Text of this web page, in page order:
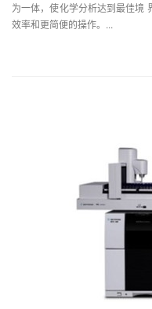
为一体，使化学分析达到最佳境
效率和更简便的操作。...